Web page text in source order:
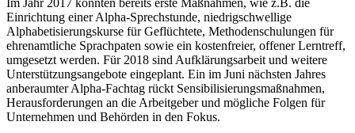
Einrichtung einer Alpha-Sprechstunde, niedrigschwellige
Alphabetisierungskurse für Geflüchtete, Methodenschulungen für
ehrenamtliche Sprachpaten sowie ein kostenfreier, offener Lerntreff,
umgesetzt werden. Für 2018 sind Aufklärungsarbeit und weitere
Unterstützungsangebote eingeplant. Ein im Juni nächsten Jahres
anberaumter Alpha-Fachtag rückt Sensibilisierungsmaßnahmen,
Herausforderungen an die Arbeitgeber und mögliche Folgen für
Unternehmen und Behörden in den Fokus.